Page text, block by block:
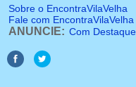
Sobre o EncontraVilaVelha
Fale com EncontraVilaVelha
ANUNCIE: Com Destaque